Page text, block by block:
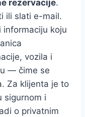
rezervacije.
ili slati e-mail.
koju
vozila i
— čime se
Za klijenta je to
sigurnom i
o privatnim